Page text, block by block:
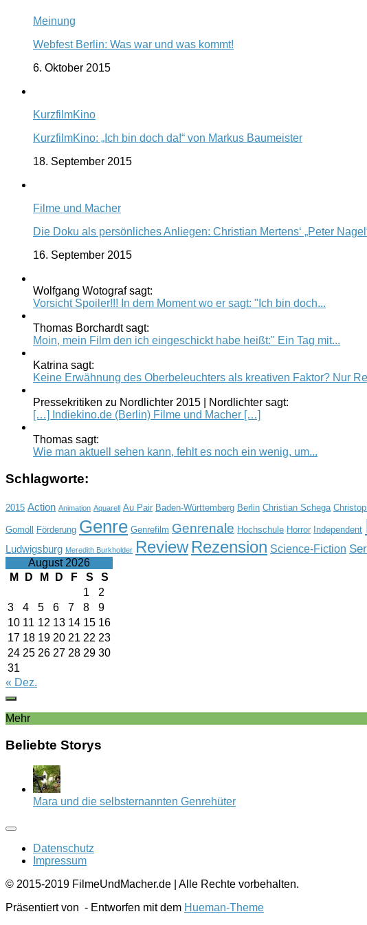
Meinung
Webfest Berlin: Was war und was kommt!
6. Oktober 2015
KurzfilmKino
KurzfilmKino: „Ich bin doch da!“ von Markus Baumeister
18. September 2015
Filme und Macher
Die Doku als persönliches Anliegen: Christian Mertens‘ „Peter
16. September 2015
Wolfgang Wotograf sagt:
Vorsicht Spoiler!!! In dem Moment wo er sagt: "Ich bin doch...
Thomas Borchardt sagt:
Moin, mein Film den ich eingeschickt habe heißt:" Ein Tag mit...
Katrina sagt:
Keine Erwähnung des Oberbeleuchters als kreativen Faktor? Nur
Pressekritiken zu Nordlichter 2015 | Nordlichter sagt:
[…] Indiekino.de (Berlin) Filme und Macher […]
Thomas sagt:
Wie man aktuell sehen kann, fehlt es noch ein wenig, um...
Schlagworte:
2015 Action Animation Aquarell Au Pair Baden-Württemberg Berlin Christian Schega
Gomoll Förderung Genre Genrefilm Genrenale Hochschule Horror Independent
Ludwigsburg Meredith Burkholder Review Rezension Science-Fiction
August 2026
M
D M D F S
S
1
2
3
4 5 6 7 8
9
10 11 12 13 14 15 16
17 18 19 20 21 22 23
24 25 26 27 28 29 30
31
« Dez.
Mehr
Beliebte Storys
Mara und die selbsternannten Genrehüter
Datenschutz
Impressum
© 2015-2019 FilmeUndMacher.de | Alle Rechte vorbehalten.
Präsentiert von - Entworfen mit dem Hueman-Theme